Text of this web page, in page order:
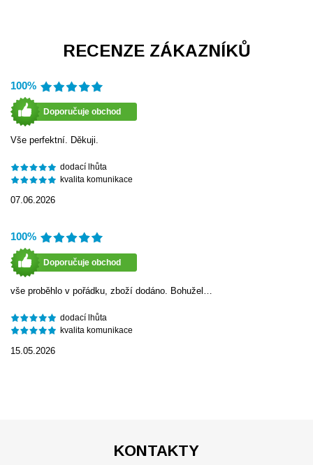
RECENZE ZÁKAZNÍKŮ
100%
Doporučuje obchod
Vše perfektní. Děkuji.
dodací lhůta
kvalita komunikace
07.06.2026
100%
Doporučuje obchod
vše proběhlo v pořádku, zboží dodáno. Bohužel…
dodací lhůta
kvalita komunikace
15.05.2026
KONTAKTY